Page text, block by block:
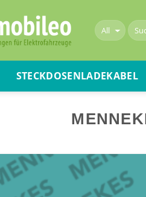
STECKDOSENLADEKABEL